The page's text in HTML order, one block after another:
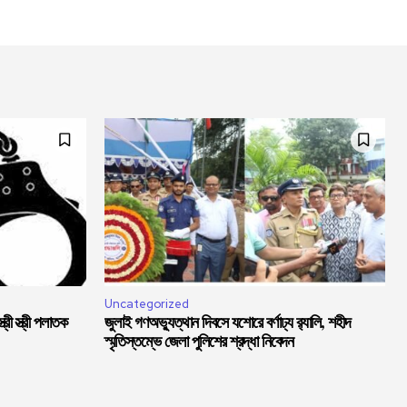
স্ত্রী পলাতক
Uncategorized
জুলাই গণঅভ্যুত্থান দিবসে যশোরে বর্ণাঢ্য র‍্যালি, শহীদ
স্মৃতিস্তম্ভে জেলা পুলিশের শ্রদ্ধা নিবেদন